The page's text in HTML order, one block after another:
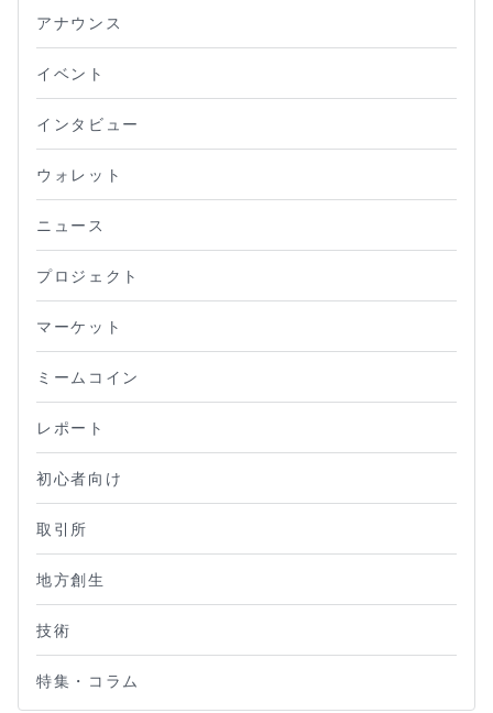
アナウンス
イベント
インタビュー
ウォレット
ニュース
プロジェクト
マーケット
ミームコイン
レポート
初心者向け
取引所
地方創生
技術
特集・コラム